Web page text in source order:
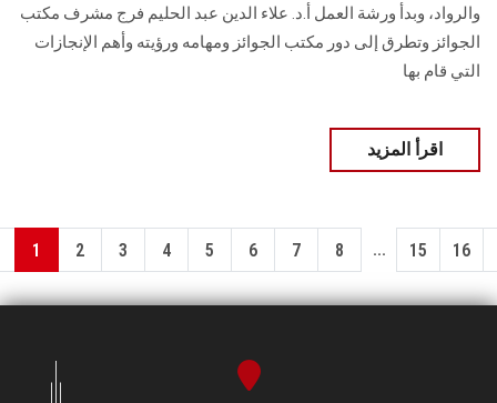
والرواد، وبدأ ورشة العمل أ.د. علاء الدين عبد الحليم فرج مشرف مكتب
الجوائز وتطرق إلى دور مكتب الجوائز ومهامه ورؤيته وأهم الإنجازات
التي قام بها
اقرأ المزيد
1 2 3 4 5 6 7 8 ... 15 16